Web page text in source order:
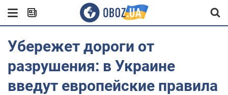
Убережет дороги от
разрушения: в Украине
введут европейские правила